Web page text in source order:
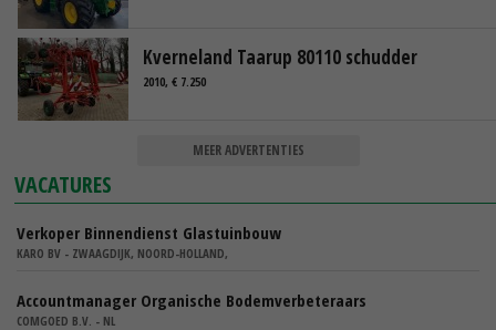
Kverneland Taarup 80110 schudder
2010, € 7.250
MEER ADVERTENTIES
VACATURES
Verkoper Binnendienst Glastuinbouw
KARO BV - ZWAAGDIJK, NOORD-HOLLAND,
Accountmanager Organische Bodemverbeteraars
COMGOED B.V. - NL